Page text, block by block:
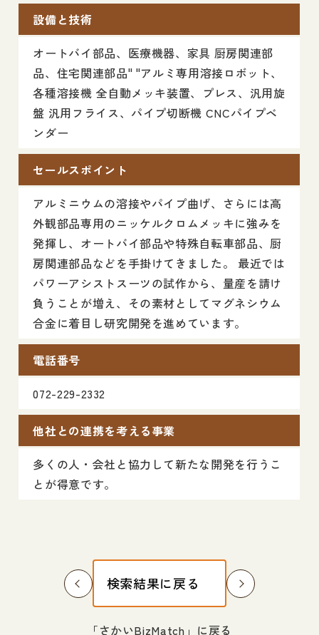
設備と技術
オートバイ部品、医療機器、家具 厨房関連部
品、住宅関連部品" "アルミ専用溶接ロボット、
各種溶接機 全自動メッキ装置、プレス、汎用旋
盤 汎用フライス、パイプ切断機 CNCパイプベ
ンダー
セールスポイント
アルミニウムの溶接やパイプ曲げ、さらには高
外観部品専用のニッケルクロムメッキに強みを
発揮し、オートバイ部品や特殊自転車部品、厨
房関連部品などを手掛けてきました。 最近では
パワーアシストスーツの試作から、量産を請け
負うことが増え、その素材としてマグネシウム
合金に着目し研究開発を進めています。
電話番号
072-229-2332
他社との連携を考える事業
多くの人・会社と協力して新たな開発を行うこ
とが得意です。
検索結果に戻る
「さかいBizMatch」に戻る